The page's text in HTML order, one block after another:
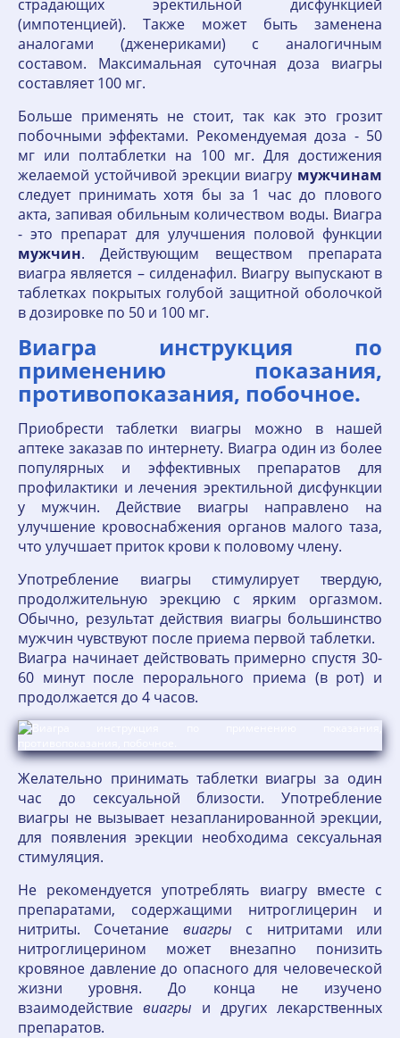
страдающих эректильной дисфункцией
(импотенцией). Также может быть заменена
аналогами (дженериками) с аналогичным
составом. Максимальная суточная доза виагры
составляет 100 мг.
Больше применять не стоит, так как это грозит
побочными эффектами. Рекомендуемая доза - 50
мг или полтаблетки на 100 мг. Для достижения
желаемой устойчивой эрекции виагру мужчинам
следует принимать хотя бы за 1 час до плового
акта, запивая обильным количеством воды. Виагра
- это препарат для улучшения половой функции
мужчин. Действующим веществом препарата
виагра является – силденафил. Виагру выпускают в
таблетках покрытых голубой защитной оболочкой
в дозировке по 50 и 100 мг.
Виагра инструкция по
применению показания,
противопоказания, побочное.
Приобрести таблетки виагры можно в нашей
аптеке заказав по интернету. Виагра один из более
популярных и эффективных препаратов для
профилактики и лечения эректильной дисфункции
у мужчин. Действие виагры направлено на
улучшение кровоснабжения органов малого таза,
что улучшает приток крови к половому члену.
Употребление виагры стимулирует твердую,
продолжительную эрекцию с ярким оргазмом.
Обычно, результат действия виагры большинство
мужчин чувствуют после приема первой таблетки.
Виагра начинает действовать примерно спустя 30-
60 минут после перорального приема (в рот) и
продолжается до 4 часов.
Желательно принимать таблетки виагры за один
час до сексуальной близости. Употребление
виагры не вызывает незапланированной эрекции,
для появления эрекции необходима сексуальная
стимуляция.
Не рекомендуется употреблять виагру вместе с
препаратами, содержащими нитроглицерин и
нитриты. Сочетание виагры с нитритами или
нитроглицерином может внезапно понизить
кровяное давление до опасного для человеческой
жизни уровня. До конца не изучено
взаимодействие виагры и других лекарственных
препаратов.